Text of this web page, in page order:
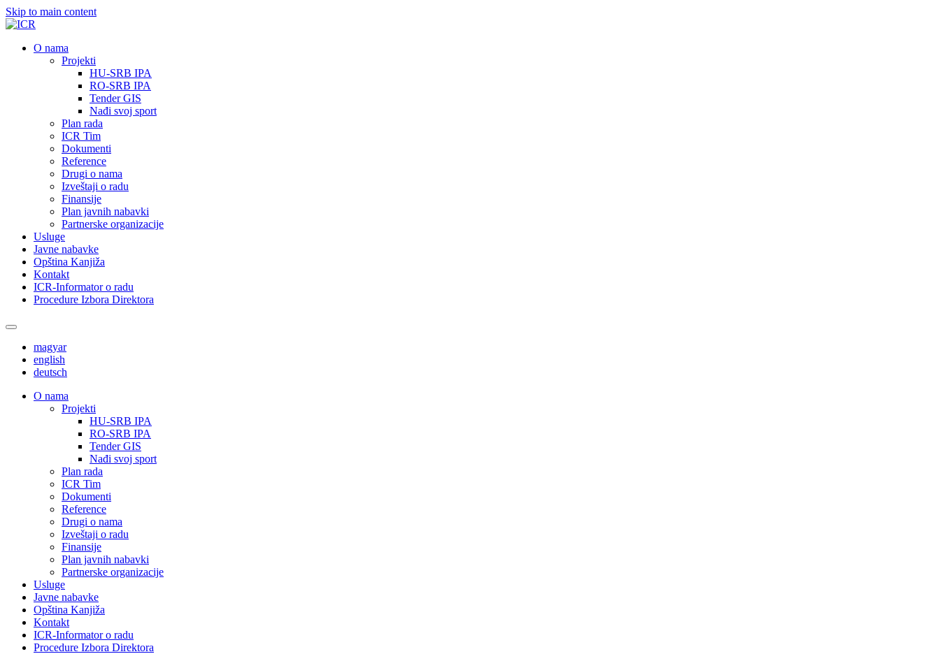
Skip to main content
О nama
Projekti
HU-SRB IPA
RO-SRB IPA
Tender GIS
Nađi svoj sport
Plan rada
ICR Tim
Dokumenti
Reference
Drugi o nama
Izveštaji o radu
Finansije
Plan javnih nabavki
Partnerske organizacije
Usluge
Javne nabavke
Opština Kanjiža
Kontakt
ICR-Informator o radu
Procedure Izbora Direktora
magyar
english
deutsch
О nama
Projekti
HU-SRB IPA
RO-SRB IPA
Tender GIS
Nađi svoj sport
Plan rada
ICR Tim
Dokumenti
Reference
Drugi o nama
Izveštaji o radu
Finansije
Plan javnih nabavki
Partnerske organizacije
Usluge
Javne nabavke
Opština Kanjiža
Kontakt
ICR-Informator o radu
Procedure Izbora Direktora